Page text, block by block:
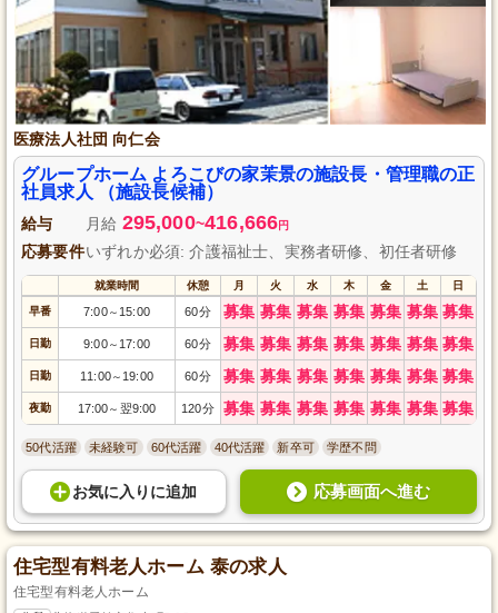
医療法人社団 向仁会
グループホーム よろこびの家茉景の施設長・管理職の正
社員求人 （施設長候補）
給与 月給 295,000~416,666円
応募要件いずれか必須: 介護福祉士、実務者研修、初任者研修
就業時間 休憩 月 火 水 木 金 土 日
早番 7:00～ 15:00 60分 募集 募集 募集 募集 募集 募集 募集
日勤 9:00～ 17:00 60分 募集 募集 募集 募集 募集 募集 募集
日勤 11:00～ 19:00 60分 募集 募集 募集 募集 募集 募集 募集
夜勤 17:00～ 翌9:00 120分 募集 募集 募集 募集 募集 募集 募集
50代活躍 未経験可 60代活躍 40代活躍 新卒可 学歴不問
お気に入り に追加 応募画面へ進む
住宅型有料老人ホーム 泰の求人
住宅型有料老人ホーム